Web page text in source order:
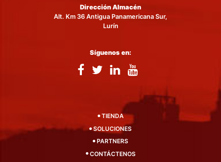
Dirección Almacén
Alt. Km 36 Antigua Panamericana Sur,
Lurín
Síguenos en:
TIENDA
SOLUCIONES
PARTNERS
CONTÁCTENOS